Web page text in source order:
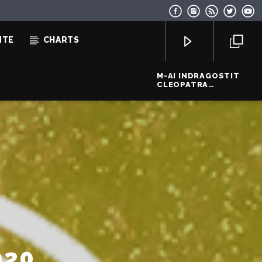
CHARTS
M-AI INDRAGOSTIT
CLEOPATRA